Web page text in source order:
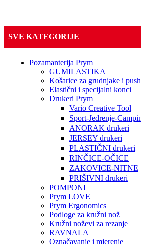
SVE KATEGORIJE
Pozamanterija Prym
GUMILASTIKA
Košarice za grudnjake i
Elastični i specijalni konci
Drukeri Prym
Vario Creative Tool
Sport-Jedrenje-
ANORAK drukeri
JERSEY drukeri
PLASTIČNI drukeri
RINČICE-OČICE
ZAKOVICE-NITNE
PRIŠIVNI drukeri
POMPONI
Prym LOVE
Prym Ergonomics
Podloge za kružni nož
Kružni noževi za rezanje
RAVNALA
Označavanje i mjerenje